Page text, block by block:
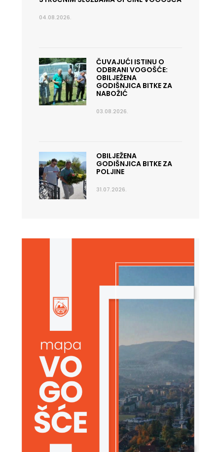
04.08.2026.
ČUVAJUĆI ISTINU O
ODBRANI VOGOŠĆE:
OBILJEŽENA
GODIŠNJICA BITKE ZA
NABOŽIĆ
03.08.2026.
OBILJEŽENA
GODIŠNJICA BITKE ZA
POLJINE
31.07.2026.